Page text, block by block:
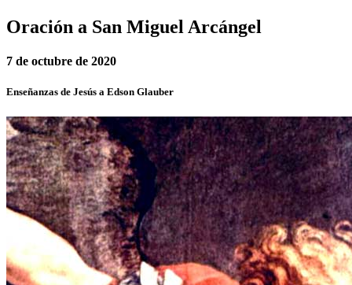
Oración a San Miguel Arcángel
7 de octubre de 2020
Enseñanzas de Jesús a Edson Glauber